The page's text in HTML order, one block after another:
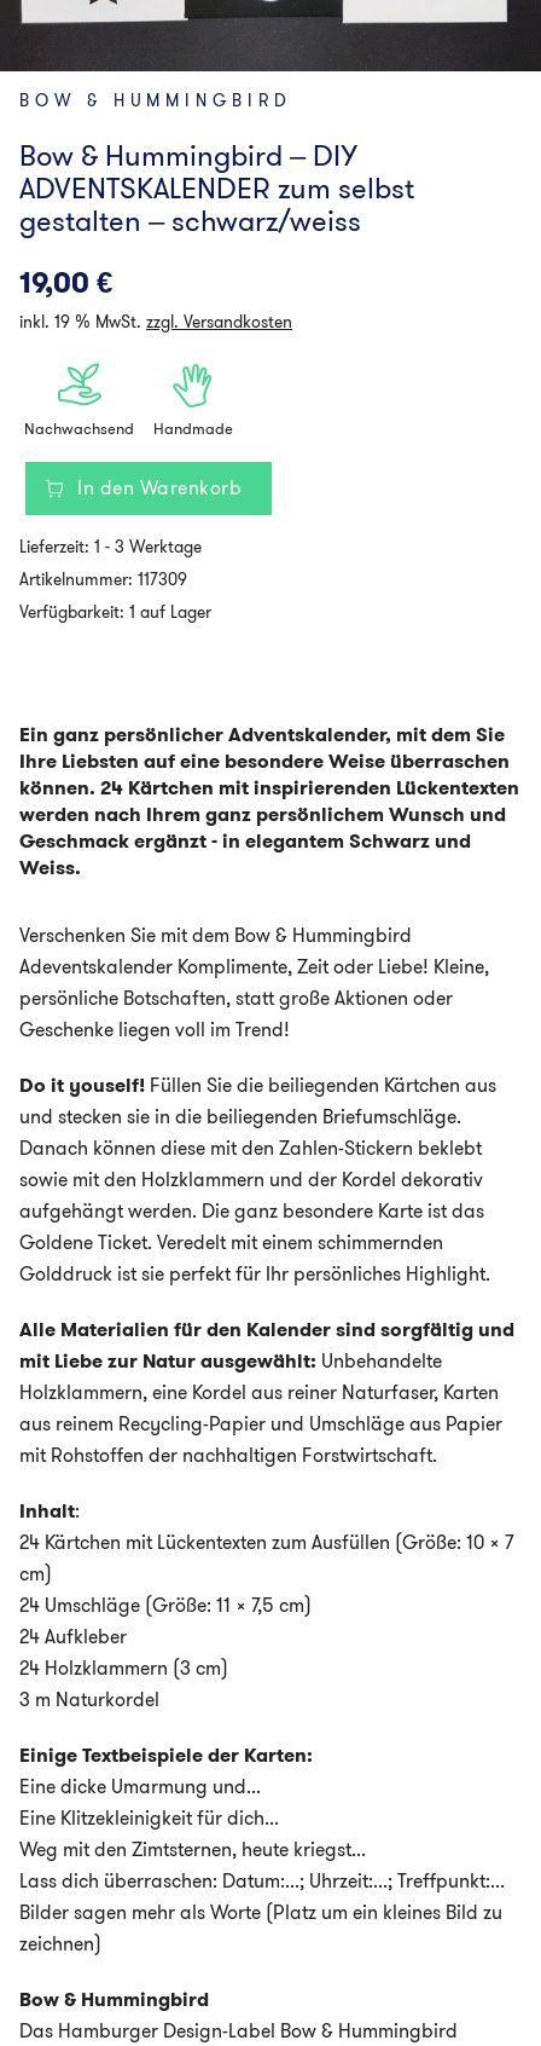
BOW & HUMMINGBIRD
Bow & Hummingbird – DIY
ADVENTSKALENDER zum selbst
gestalten – schwarz/weiss
19,00 €
inkl. 19 % MwSt. zzgl. Versandkosten
Nachwachsend Handmade
Bow
&
Hummingbird
DIY
ADVENTSKALENDER
Menge
In den Warenkorb
Lieferzeit: 1 - 3 Werktage
Artikelnummer: 117309
Verfügbarkeit: 1 auf Lager
Ein ganz persönlicher Adventskalender, mit dem Sie
Ihre Liebsten auf eine besondere Weise überraschen
können. 24 Kärtchen mit inspirierenden Lückentexten
werden nach Ihrem ganz persönlichem Wunsch und
Geschmack ergänzt - in elegantem Schwarz und
Weiss.
Verschenken Sie mit dem Bow & Hummingbird
Adeventskalender Komplimente, Zeit oder Liebe! Kleine,
persönliche Botschaften, statt große Aktionen oder
Geschenke liegen voll im Trend!
Do it youself! Füllen Sie die beiliegenden Kärtchen aus
und stecken sie in die beiliegenden Briefumschläge.
Danach können diese mit den Zahlen-Stickern beklebt
sowie mit den Holzklammern und der Kordel dekorativ
aufgehängt werden. Die ganz besondere Karte ist das
Goldene Ticket. Veredelt mit einem schimmernden
Golddruck ist sie perfekt für Ihr persönliches Highlight.
Alle Materialien für den Kalender sind sorgfältig und
mit Liebe zur Natur ausgewählt: Unbehandelte
Holzklammern, eine Kordel aus reiner Naturfaser, Karten
aus reinem Recycling-Papier und Umschläge aus Papier
mit Rohstoffen der nachhaltigen Forstwirtschaft.
Inhalt:
24 Kärtchen mit Lückentexten zum Ausfüllen (Größe: 10 x 7
cm)
24 Umschläge (Größe: 11 x 7,5 cm)
24 Aufkleber
24 Holzklammern (3 cm)
3 m Naturkordel
Einige Textbeispiele der Karten:
Eine dicke Umarmung und...
Eine Klitzekleinigkeit für dich...
Weg mit den Zimtsternen, heute kriegst...
Lass dich überraschen: Datum:...; Uhrzeit:...; Treffpunkt:...
Bilder sagen mehr als Worte (Platz um ein kleines Bild zu
zeichnen)
Bow & Hummingbird
Das Hamburger Design-Label Bow & Hummingbird